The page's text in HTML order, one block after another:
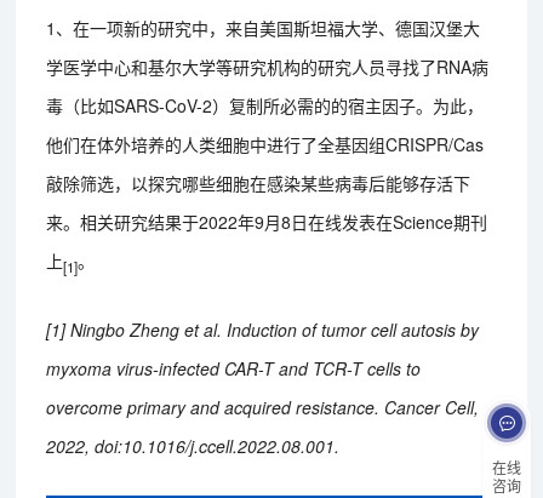
在线
咨询
1、在一项新的研究中，来自美国斯坦福大学、德国汉堡大
学医学中心和基尔大学等研究机构的研究人员寻找了RNA病
毒（比如SARS-CoV-2）复制所必需的的宿主因子。为此，
他们在体外培养的人类细胞中进行了全基因组CRISPR/Cas
敲除筛选，以探究哪些细胞在感染某些病毒后能够存活下
来。相关研究结果于2022年9月8日在线发表在Science期刊
上[1]。
[1] Ningbo Zheng et al. Induction of tumor cell autosis by
myxoma virus-infected CAR-T and TCR-T cells to
overcome primary and acquired resistance. Cancer Cell,
2022, doi:10.1016/j.ccell.2022.08.001.